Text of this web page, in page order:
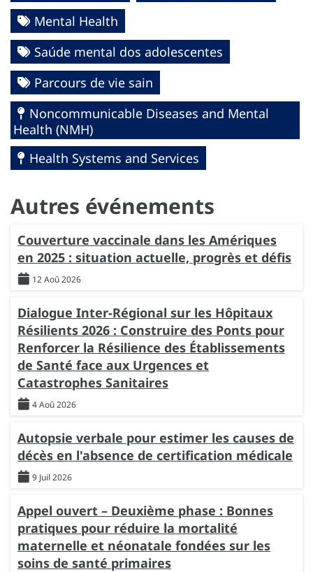
Mental Health
Saúde mental dos adolescentes
Parcours de vie sain
Noncommunicable Diseases and Mental
Health (NMH)
Health Systems and Services
Autres événements
Couverture vaccinale dans les Amériques
en 2025 : situation actuelle, progrès et défis
12 Aoû 2026
Dialogue Inter-Régional sur les Hôpitaux
Résilients 2026 : Construire des Ponts pour
Renforcer la Résilience des Établissements
de Santé face aux Urgences et
Catastrophes Sanitaires
4 Aoû 2026
Autopsie verbale pour estimer les causes de
décès en l'absence de certification médicale
9 Juil 2026
Appel ouvert – Deuxième phase : Bonnes
pratiques pour réduire la mortalité
maternelle et néonatale fondées sur les
soins de santé primaires